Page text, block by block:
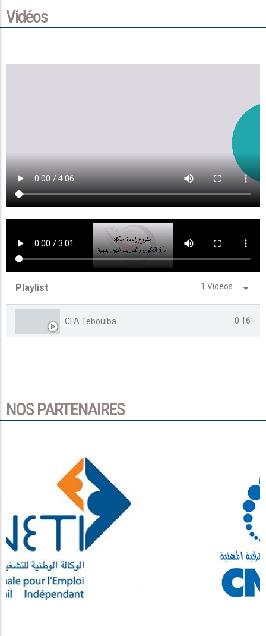
Vidéos
Playlist 1 Videos
CFA Teboulba 0:16
NOS PARTENAIRES